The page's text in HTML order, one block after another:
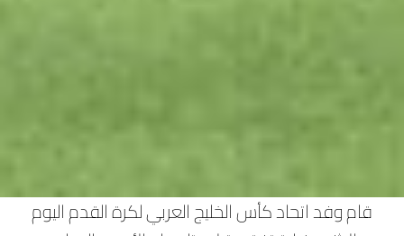
قام وفد اتحاد كأس الخليج العربي لكرة القدم اليوم